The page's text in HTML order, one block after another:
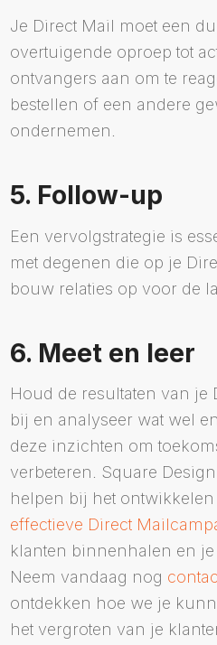
Je Direct Mail moet een
overtuigende oproep tot
ontvangers aan om te
bestellen of een andere
ondernemen.
5. Follow-up
Een vervolgstrategie is
met degenen die op je
bouw relaties op voor de
6. Meet en leer
Houd de resultaten van je
bij en analyseer wat wel
deze inzichten om
verbeteren. Square
helpen bij het
effectieve Direct
klanten binnenhalen en je
Neem vandaag nog
ontdekken hoe we je
het vergroten van je